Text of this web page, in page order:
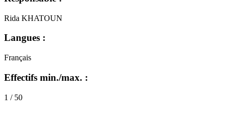
Rida KHATOUN
Langues :
Français
Effectifs min./max. :
1 / 50